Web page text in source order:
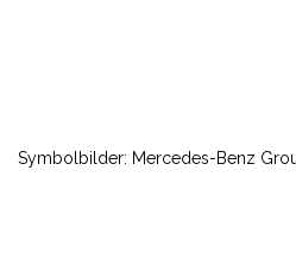
Symbolbilder: Mercedes-Benz